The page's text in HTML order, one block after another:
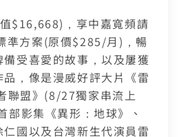
$16,668)，享中嘉寬頻請
準方案(原價$285/月)，暢
受喜愛的故事，以及屢獲
，像是漫威好評大片《雷
聯盟》(8/27獨家串流上
部影集《異形：地球》、
國以及台灣新生代演員雷
行續約，如要選購更多元豐富的
往加值服務訂購。
題，前往專人與我聯繫。
返回前頁
（光纖到府申辦資格），可
的最高品質網路服務
往申辦
援所選速率、請重新選擇
專線 412-8811(手機請加區
碼)
知道了
知道了
載具歸戶作業
取消
去歸戶
臨時維修
維修，若你裝置所遇到的問題無
前往線上留言留下資料。
解並關閉
上留言
至『用戶資料變更』補上行動電話
再進行簡訊帳單申請
取消
更資料
知道了
好友募集中
並完成手機綁定，​
綁定優惠好禮！​
專屬服務】
帳單、線上繳費
完成手機綁定！
輸入「綁定贈好禮」
統自動發送的訊息
我完成手機綁定」